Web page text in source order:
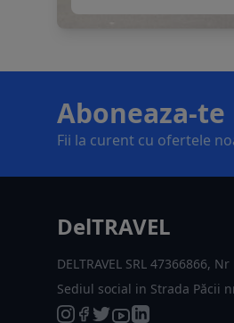
Aboneaza-te
Fii la curent cu ofertele
DelTRAVEL
DELTRAVEL SRL 47366866,
Sediul social in Strada Păcii